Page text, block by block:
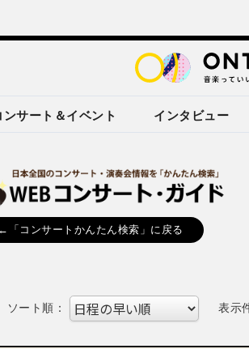
ンサート＆イベント インタビュー
←「コンサートかんたん検索」に戻る
ソート順： 表示